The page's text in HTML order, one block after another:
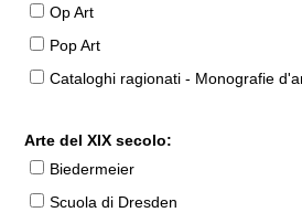
Op Art
Pop Art
Cataloghi ragionati - Monografie
Arte del XIX secolo:
Biedermeier
Scuola di Dresden